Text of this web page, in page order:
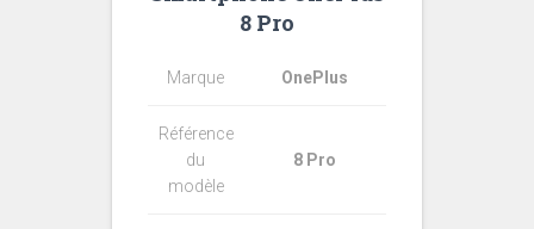
8 Pro
Marque OnePlus
Référence
du
modèle
8 Pro